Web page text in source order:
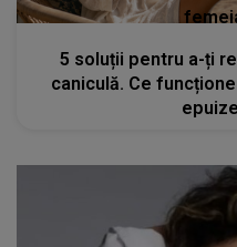
5 soluții pentru a-ți
caniculă. Ce